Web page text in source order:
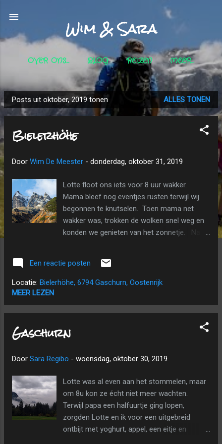
Wim & Sara
OVER ONS... BLOG REIZEN MEER…
P
o
Posts uit oktober, 2019 tonen ALLES TONEN
Bielerhöhe
Door Wim De Meester - donderdag, oktober 31, 2019
Lotte floot ons iets voor 8 uur wakker.
Mama bleef nog eventjes rusten terwijl wij
begonnen te knutselen. Toen mama net
wakker was, trokken de wolken snel weg en
konden we genieten van het zonnetje. Na
pauzes kwamen we boven aan. Het was nog
altijd lekker zonnig en niet te koud. We
stuwmeer. In het begin was het nogal
moeilijk om Lotte vooruit te krijgen, maar na
onze eerste koekjespauze (na iets meer dan
twee kilometer) ging het gelukkig beter. We
hertje. Volgens Lotte waren het brave
omdat het ziek was. Wij dachten dat ze het
diertje wel zouden verzorgen met lekkere
kruiden... Op het verste punt zagen we de Piz
Buin liggen en nadat we een brugje waren
overgestapt, zochten we al snel een plekje
Een reactie posten
Locatie: Bielerhöhe, 6794 Gaschurn, Oostenrijk
MEER LEZEN
Gaschurn
Door Sara Regibo - woensdag, oktober 30, 2019
Lotte was al even aan het stommelen, maar
om 8u kon ze écht niet meer wachten.
Terwijl papa een halfuurtje ging lopen,
zorgden Lotte en ik voor een uitgebreid
ontbijt met yoghurt, appel, een eitje en